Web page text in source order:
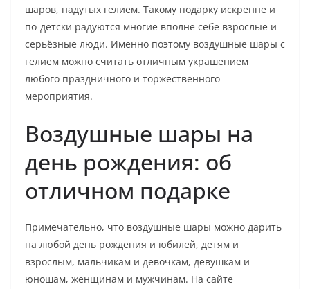
шаров, надутых гелием. Такому подарку искренне и
по-детски радуются многие вполне себе взрослые и
серьёзные люди. Именно поэтому воздушные шары с
гелием можно считать отличным украшением
любого праздничного и торжественного
мероприятия.
Воздушные шары на
день рождения: об
отличном подарке
Примечательно, что воздушные шары можно дарить
на любой день рождения и юбилей, детям и
взрослым, мальчикам и девочкам, девушкам и
юношам, женщинам и мужчинам. На сайте